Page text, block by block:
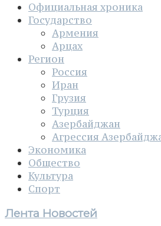
Официальная хроника
Государство
Армения
Арцах
Регион
Россия
Иран
Грузия
Турция
Азербайджан
Агрессия
Экономика
Общество
Культура
Спорт
Лента Новостей